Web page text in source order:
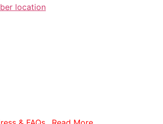
location